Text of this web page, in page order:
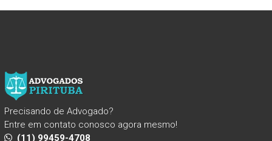
Precisando de Advogado?
Entre em contato conosco agora mesmo!
(11) 99459-4708